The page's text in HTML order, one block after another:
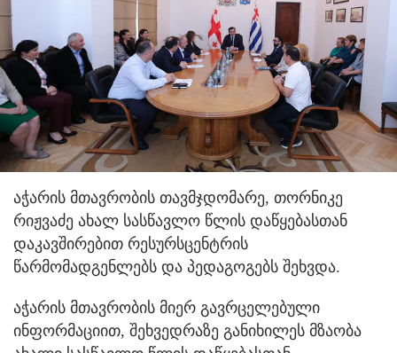
აჭარის მთავრობის თავმჯდომარე, თორნიკე
რიჟვაძე ახალ სასწავლო წლის დაწყებასთან
დაკავშირებით რესურსცენტრის
წარმომადგენლებს და პედაგოგებს შეხვდა.
აჭარის მთავრობის მიერ გავრცელებული
ინფორმაციით, შეხვედრაზე განიხილეს მზაობა